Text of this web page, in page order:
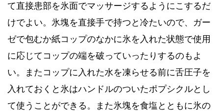
て直接患部を氷面でマッサージするようにこするだ
けでよい。氷塊を直接手で持つと冷たいので、 ガー
ゼで包むか紙コップのなかに氷を入れた状態で使用
に応じてコップの端を破っていったりするのもよ
い。またコップに入れた水を凍らせる前に舌圧子を
入れておくと氷はハンドルのついたポプシクルとし
て使うことができる。
また氷塊を食塩とともに氷の